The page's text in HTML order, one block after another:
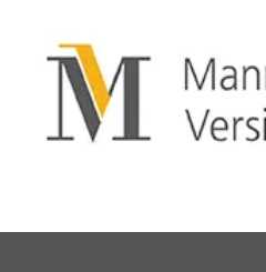
gewerblichen Bereich
entwickelten wir für
komplette